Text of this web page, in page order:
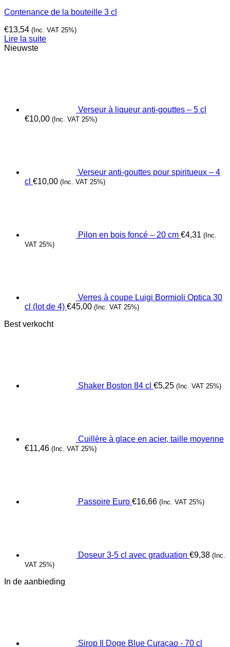
Contenance de la bouteille 3 cl
€13,54 (Inc. VAT 25%)
Lire la suite
Nieuwste
Verseur à liqueur anti-gouttes – 5 cl
€10,00 (Inc. VAT 25%)
Verseur anti-gouttes pour spiritueux – 4
cl €10,00 (Inc. VAT 25%)
Pilon en bois foncé – 20 cm €4,31 (Inc.
VAT 25%)
Verres à coupe Luigi Bormioli Optica 30
cl (lot de 4) €45,00 (Inc. VAT 25%)
Best verkocht
Shaker Boston 84 cl €5,25 (Inc. VAT 25%)
Cuillère à glace en acier, taille moyenne
€11,46 (Inc. VAT 25%)
Passoire Euro €16,66 (Inc. VAT 25%)
Doseur 3-5 cl avec graduation €9,38 (Inc.
VAT 25%)
In de aanbieding
Sirop Il Doge Blue Curaçao - 70 cl